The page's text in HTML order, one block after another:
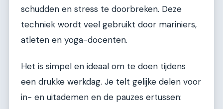
schudden en stress te doorbreken. Deze
techniek wordt veel gebruikt door mariniers,
atleten en yoga-docenten.
Het is simpel en ideaal om te doen tijdens
een drukke werkdag. Je telt gelijke delen voor
in- en uitademen en de pauzes ertussen: